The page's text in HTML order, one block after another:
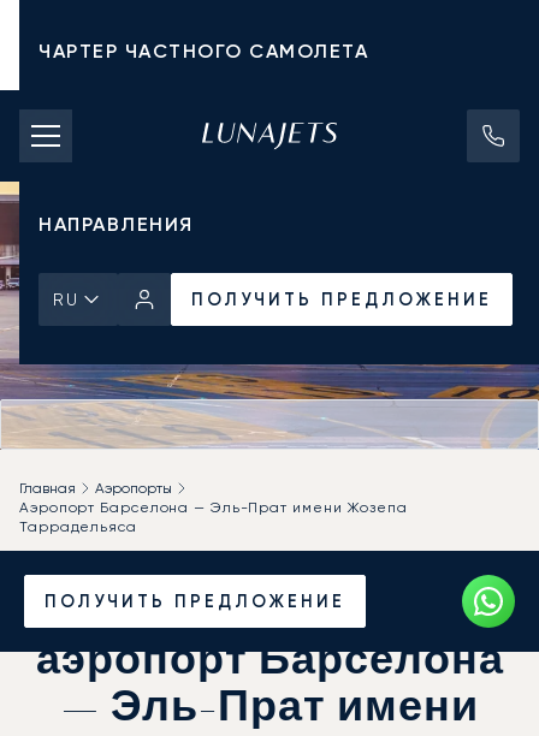
ЧАРТЕР ЧАСТНОГО САМОЛЕТА
СТОИМОСТЬ ЧАРТЕРА
ЧАСТНЫЕ САМОЛЕТЫ
НАПРАВЛЕНИЯ
RU ПОЛУЧИТЬ ПРЕДЛОЖЕНИЕ
ПОЛУЧИТЬ ПРЕДЛОЖЕНИЕ
Главная
Аэропорты
Аэропорт Барселона — Эль-Прат имени Жозепа
Таррадельяса
Частный джет в
аэропорт Барселона
— Эль-Прат имени